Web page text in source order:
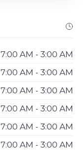
7:00 AM - 3:00 AM
7:00 AM - 3:00 AM
7:00 AM - 3:00 AM
7:00 AM - 3:00 AM
7:00 AM - 3:00 AM
7:00 AM - 3:00 AM